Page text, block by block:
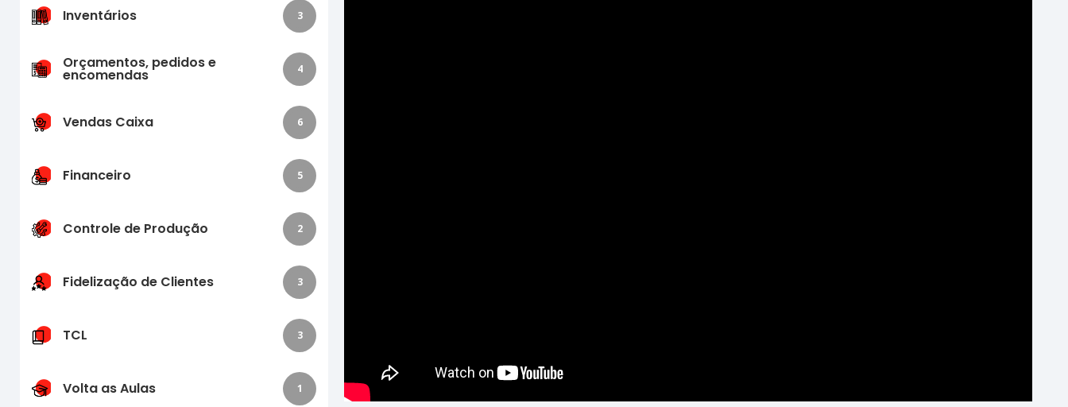
Inventários 3
Orçamentos, pedidos e
encomendas 4
Vendas Caixa 6
Financeiro 5
Controle de Produção 2
Fidelização de Clientes 3
TCL 3
Volta as Aulas 1